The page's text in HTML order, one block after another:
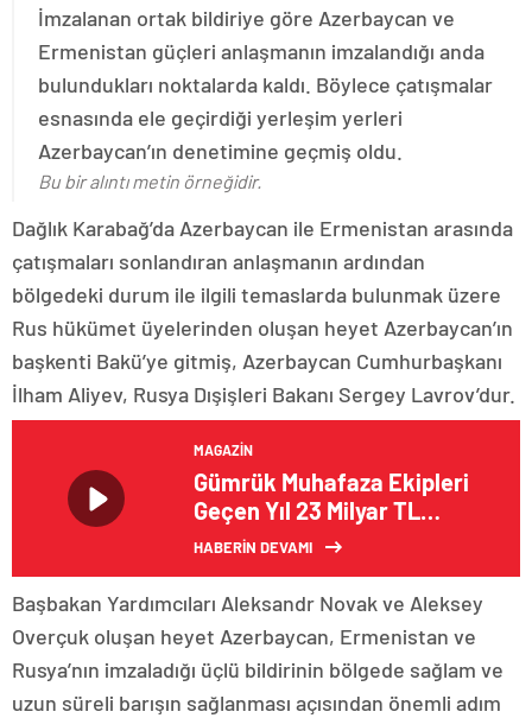
İmzalanan ortak bildiriye göre Azerbaycan ve
Ermenistan güçleri anlaşmanın imzalandığı anda
bulundukları noktalarda kaldı. Böylece çatışmalar
esnasında ele geçirdiği yerleşim yerleri
Azerbaycan’ın denetimine geçmiş oldu.
Bu bir alıntı metin örneğidir.
Dağlık Karabağ’da Azerbaycan ile Ermenistan arasında
çatışmaları sonlandıran anlaşmanın ardından
bölgedeki durum ile ilgili temaslarda bulunmak üzere
Rus hükümet üyelerinden oluşan heyet Azerbaycan’ın
başkenti Bakü’ye gitmiş, Azerbaycan Cumhurbaşkanı
İlham Aliyev, Rusya Dışişleri Bakanı Sergey Lavrov’dur.
MAGAZIN
Gümrük Muhafaza Ekipleri
Geçen Yıl 23 Milyar TL
Değerinde Kaçak Ticari Eşya
HABERİN DEVAMI
Başbakan Yardımcıları Aleksandr Novak ve Aleksey
Overçuk oluşan heyet Azerbaycan, Ermenistan ve
Rusya’nın imzaladığı üçlü bildirinin bölgede sağlam ve
uzun süreli barışın sağlanması açısından önemli adım